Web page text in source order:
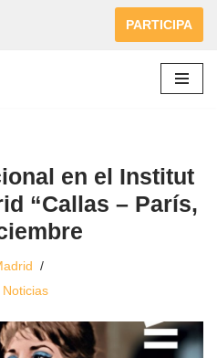
PARTICIPA
en el Institut
“Callas – París,
Noticias